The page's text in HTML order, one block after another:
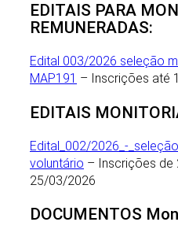
EDITAIS PARA
REMUNERADAS:
Edital 003/2026 seleção
MAP191 – Inscrições até
EDITAIS
Edital_002/2026_-
voluntário – Inscrições
25/03/2026
DOCUMENTOS